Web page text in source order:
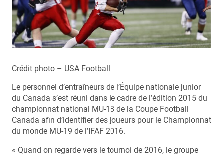
Crédit photo – USA Football
Le personnel d’entraîneurs de l’Équipe nationale junior
du Canada s’est réuni dans le cadre de l’édition 2015 du
championnat national MU-18 de la Coupe Football
Canada afin d’identifier des joueurs pour le Championnat
du monde MU-19 de l’IFAF 2016.
« Quand on regarde vers le tournoi de 2016, le groupe